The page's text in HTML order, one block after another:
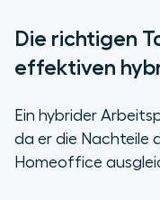
Die richtigen
effektiven
Ein hybrider
da er die Nachteile
Homeoffice